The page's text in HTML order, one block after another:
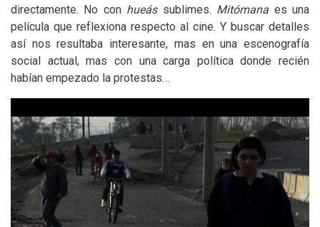
directamente. No con hueás sublimes. Mitómana es una
película que reflexiona respecto al cine. Y buscar detalles
así nos resultaba interesante, mas en una escenografía
social actual, mas con una carga política donde recién
habían empezado la protestas…